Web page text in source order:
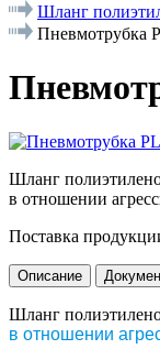
Шланг
Пневмотрубка
Шланг
в отношении
Поставка
Описание
Шланг
в отношении